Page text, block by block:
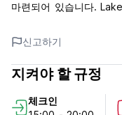
마련되어 있습니다.
다.
Lakeland House를 둘
와 숲은 코리브호
역사는 7세기로 거슬러
신고하기
지켜야 할 규정
체크인